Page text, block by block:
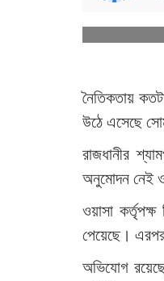
নৈতিকতায়
উঠে এসেছে
রাজধানীর
অনুমোদন নেই
ওয়াসা
পেয়েছে।
অভিযোগ